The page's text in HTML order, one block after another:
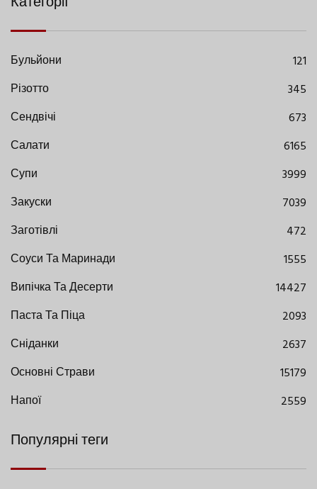
Бульйони
121
Різотто
345
Сендвічі
673
Салати
6165
Супи
3999
Закуски
7039
Заготівлі
472
Соуси Та Маринади
1555
Випічка Та Десерти
14427
Паста Та Піца
2093
Сніданки
2637
Основні Страви
15179
Напої
2559
Популярні теги